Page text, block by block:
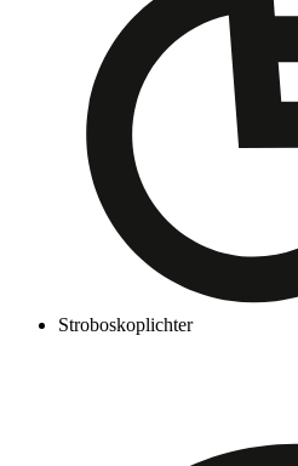
Stroboskoplichter